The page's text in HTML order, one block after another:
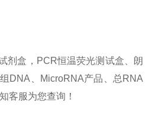
剂盒， PCR恒温荧光测试盒、朗
DNA MicroRNA产品、总 RNA
客服为您查询！